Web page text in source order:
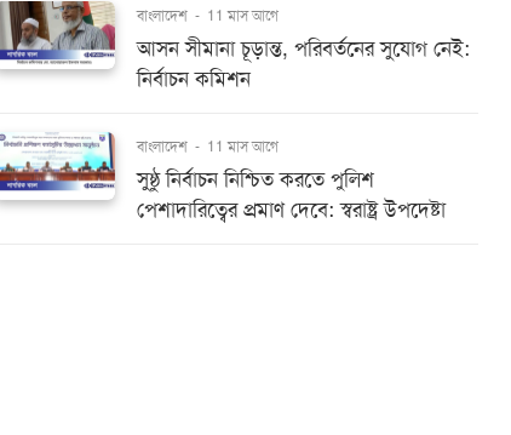
বাংলাদেশ - 11 মাস আগে
আসন সীমানা চূড়ান্ত, পরিবর্তনের সুযোগ নেই:
নির্বাচন কমিশন
বাংলাদেশ - 11 মাস আগে
সুষ্ঠু নির্বাচন নিশ্চিত করতে পুলিশ
পেশাদারিত্বের প্রমাণ দেবে: স্বরাষ্ট্র উপদেষ্টা